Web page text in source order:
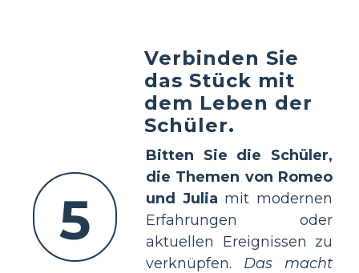
5
Verbinden Sie
das Stück mit
dem Leben der
Schüler.
Bitten Sie die Schüler,
die Themen von Romeo
und Julia mit modernen
Erfahrungen oder
aktuellen Ereignissen zu
verknüpfen. Das macht